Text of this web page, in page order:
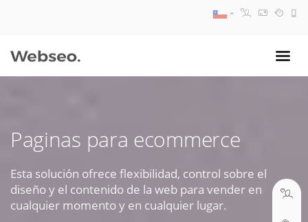
Paginas para ecommerce
Esta solución ofrece flexibilidad, control sobre el
diseño y el contenido de la web para vender en
cualquier momento y en cualquier lugar.
09:30 AM A 18:30 PM
soporte@webseo.cl